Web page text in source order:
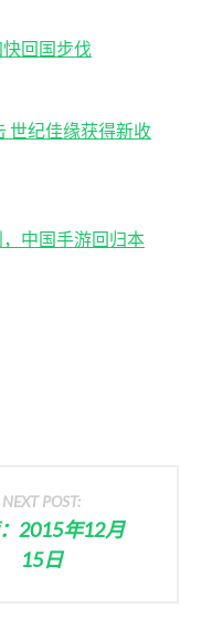
回国步伐
世纪佳缘获得新收
中国手游回归本
NEXT POST:
2015年12月
15日